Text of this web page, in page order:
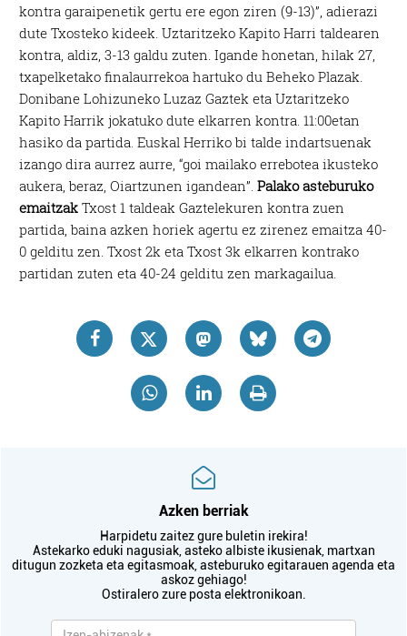
kontra garaipenetik gertu ere egon ziren (9-13)”, adierazi
dute Txosteko kideek. Uztaritzeko Kapito Harri taldearen
kontra, aldiz, 3-13 galdu zuten. Igande honetan, hilak 27,
txapelketako finalaurrekoa hartuko du Beheko Plazak.
Donibane Lohizuneko Luzaz Gaztek eta Uztaritzeko
Kapito Harrik jokatuko dute elkarren kontra. 11:00etan
hasiko da partida. Euskal Herriko bi talde indartsuenak
izango dira aurrez aurre, “goi mailako errebotea ikusteko
aukera, beraz, Oiartzunen igandean”.Palako asteburuko
emaitzakTxost 1 taldeak Gaztelekuren kontra zuen
partida, baina azken horiek agertu ez zirenez emaitza 40-
0 gelditu zen. Txost 2k eta Txost 3k elkarren kontrako
partidan zuten eta 40-24 gelditu zen markagailua.
Azken berriak
Harpidetu zaitez gure buletin irekira!
Astekarko eduki nagusiak, asteko albiste ikusienak, martxan
ditugun zozketa eta egitasmoak, asteburuko egitarauen agenda eta
askoz gehiago!
Ostiralero zure posta elektronikoan.